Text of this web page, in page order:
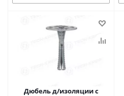
Дюбель д/изоляции с